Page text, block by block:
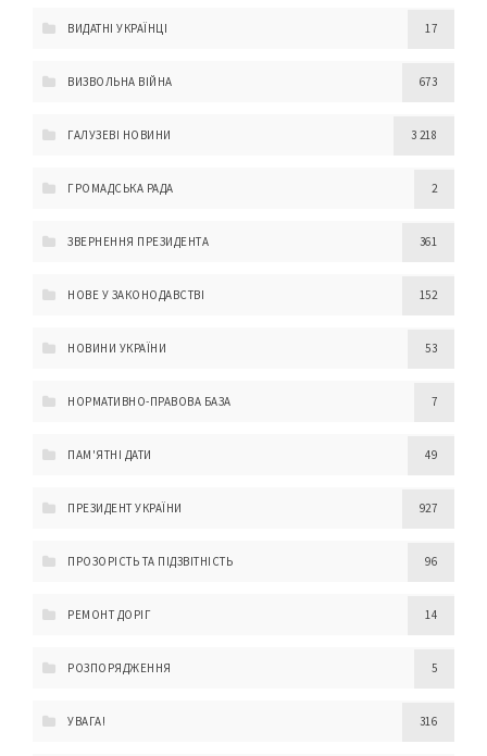
ВИДАТНІ УКРАЇНЦІ 17
ВИЗВОЛЬНА ВІЙНА 673
ГАЛУЗЕВІ НОВИНИ 3 218
ГРОМАДСЬКА РАДА 2
ЗВЕРНЕННЯ ПРЕЗИДЕНТА 361
НОВЕ У ЗАКОНОДАВСТВІ 152
НОВИНИ УКРАЇНИ 53
НОРМАТИВНО-ПРАВОВА БАЗА 7
ПАМ'ЯТНІ ДАТИ 49
ПРЕЗИДЕНТ УКРАЇНИ 927
ПРОЗОРІСТЬ ТА ПІДЗВІТНІСТЬ 96
РЕМОНТ ДОРІГ 14
РОЗПОРЯДЖЕННЯ 5
УВАГА! 316